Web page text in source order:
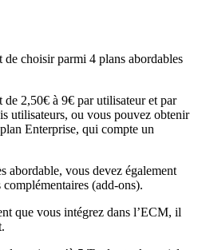
choisir parmi 4 plans abordables
de 2,50€ à 9€ par utilisateur et par
utilisateurs, ou vous pouvez obtenir
Enterprise, qui compte un
abordable, vous devez également
(add-ons).
que vous intégrez dans l’ECM, il